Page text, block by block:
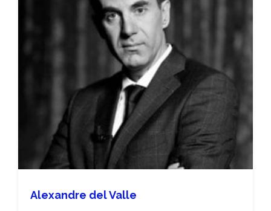
Alexandre del Valle